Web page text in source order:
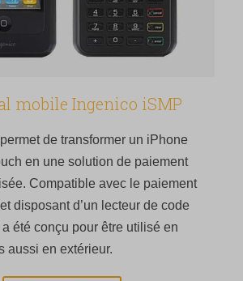
mobile Ingenico iSMP
permet de transformer un iPhone
en une solution de paiement
Compatible avec le paiement
disposant d’un lecteur de code
a été conçu pour être utilisé en
aussi en extérieur.